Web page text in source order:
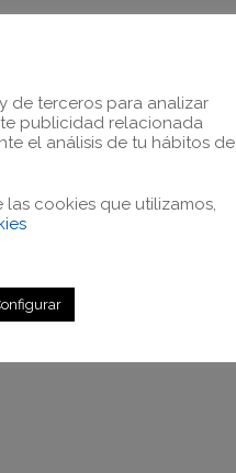
de terceros para analizar
publicidad relacionada
el análisis de tu hábitos de
las cookies que utilizamos,